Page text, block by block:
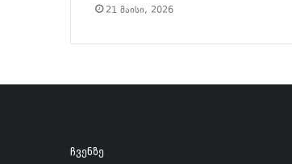
21 მაისი, 2026
ჩვენზე